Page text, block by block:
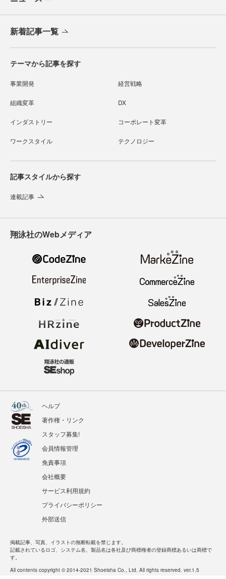
新着記事一覧
テーマから記事を探す
事業開発 経営戦略
組織変革 DX
インダストリー コーポレート変革
ワークスタイル テクノロジー
記事スタイルから探す
連載記事
翔泳社のWebメディア
ヘルプ
著作権・リンク
スタッフ募集!
会員情報管理
免責事項
会社概要
サービス利用規約
プライバシーポリシー
外部送信
掲載記事、写真、イラストの無断転載を禁じます。
記載されているロゴ、システム名、製品名は各社及び商標権者の登録商標あるいは商標で
す。
All contents copyright © 2014-2021 Shoeisha Co., Ltd. All rights reserved. ver.1.5